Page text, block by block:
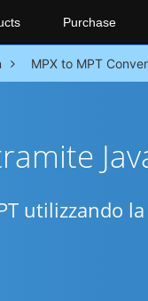
Purchase
MPX to MPT
utilizzando